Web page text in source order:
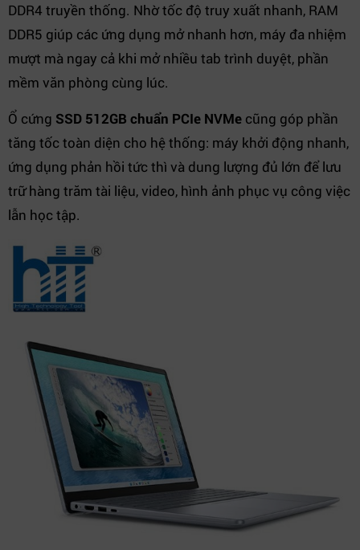
DDR4 truyền thống. Nhờ tốc độ truy xuất nhanh, RAM
DDR5 giúp các ứng dụng mở nhanh hơn, máy đa nhiệm
mượt mà ngay cả khi mở nhiều tab trình duyệt, phần
mềm văn phòng cùng lúc.
Ổ cứng SSD 512GB chuẩn PCIe NVMe cũng góp phần
tăng tốc toàn diện cho hệ thống: máy khởi động nhanh,
ứng dụng phản hồi tức thì và dung lượng đủ lớn để lưu
trữ hàng trăm tài liệu, video, hình ảnh phục vụ công việc
lẫn học tập.